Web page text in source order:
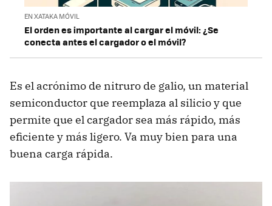
EN XATAKA MÓVIL
El orden es importante al cargar el móvil: ¿Se
conecta antes el cargador o el móvil?
Es el acrónimo de nitruro de galio, un material
semiconductor que reemplaza al silicio y que
permite que el cargador sea más rápido, más
eficiente y más ligero. Va muy bien para una
buena carga rápida.